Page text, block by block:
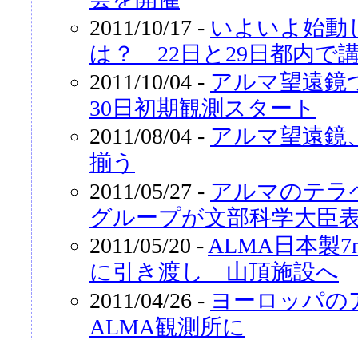
2011/10/17 - いよいよ始動
は？ 22日と29日都内で
2011/10/04 - アルマ望遠
30日初期観測スタート
2011/08/04 - アルマ望遠鏡
揃う
2011/05/27 - アルマのテラ
グループが文部科学大臣
2011/05/20 -ALMA日本製
に引き渡し 山頂施設へ
2011/04/26 - ヨーロッパの
ALMA観測所に